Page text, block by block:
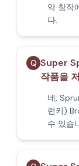
악 창작
다.
Q Super
작품을
네,
런키)
수 있습